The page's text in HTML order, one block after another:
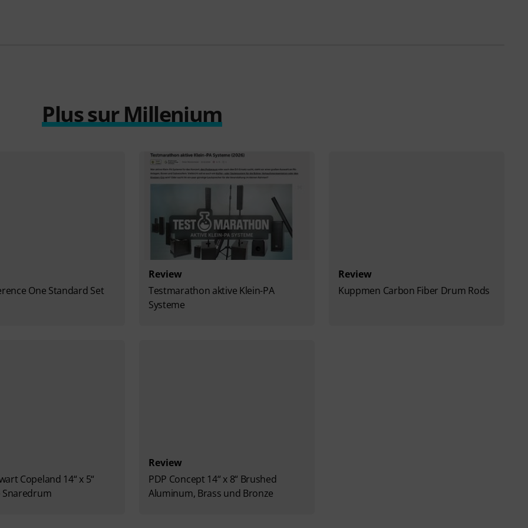
Plus sur Millenium
One Standard Set
Review
Testmarathon aktive Klein-PA
Systeme
Review
Kuppmen Carbon Fiber Drum Rods
Copeland 14“ x 5“
Snaredrum
Review
PDP Concept 14“ x 8“ Brushed
Aluminum, Brass und Bronze